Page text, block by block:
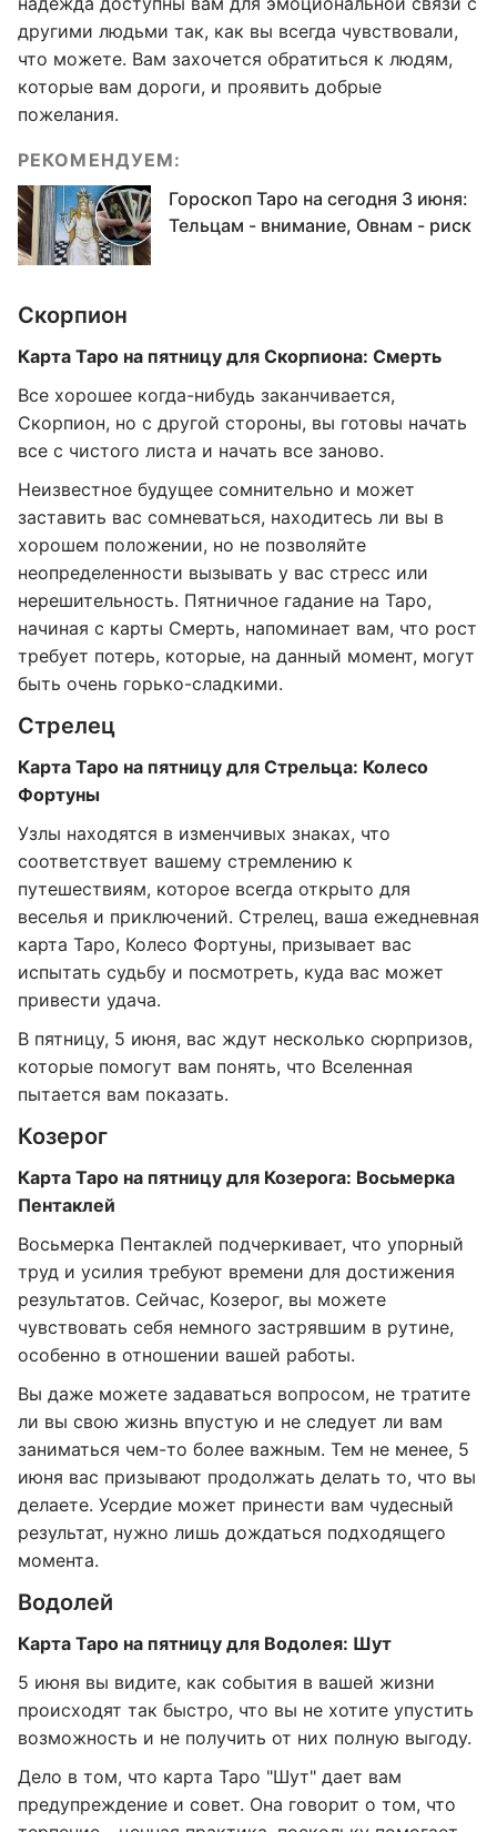
другими людьми так, как вы всегда чувствовали,
что можете. Вам захочется обратиться к людям,
которые вам дороги, и проявить добрые
пожелания.
РЕКОМЕНДУЕМ:
Гороскоп Таро на сегодня 3 июня:
Тельцам - внимание, Овнам - риск
Скорпион
Карта Таро на пятницу для Скорпиона: Смерть
Все хорошее когда-нибудь заканчивается,
Скорпион, но с другой стороны, вы готовы начать
все с чистого листа и начать все заново.
Неизвестное будущее сомнительно и может
заставить вас сомневаться, находитесь ли вы в
хорошем положении, но не позволяйте
неопределенности вызывать у вас стресс или
нерешительность. Пятничное гадание на Таро,
начиная с карты Смерть, напоминает вам, что рост
требует потерь, которые, на данный момент, могут
быть очень горько-сладкими.
Стрелец
Карта Таро на пятницу для Стрельца: Колесо
Фортуны
Узлы находятся в изменчивых знаках, что
соответствует вашему стремлению к
путешествиям, которое всегда открыто для
веселья и приключений. Стрелец, ваша ежедневная
карта Таро, Колесо Фортуны, призывает вас
испытать судьбу и посмотреть, куда вас может
привести удача.
В пятницу, 5 июня, вас ждут несколько сюрпризов,
которые помогут вам понять, что Вселенная
пытается вам показать.
Козерог
Карта Таро на пятницу для Козерога: Восьмерка
Пентаклей
Восьмерка Пентаклей подчеркивает, что упорный
труд и усилия требуют времени для достижения
результатов. Сейчас, Козерог, вы можете
чувствовать себя немного застрявшим в рутине,
особенно в отношении вашей работы.
Вы даже можете задаваться вопросом, не тратите
ли вы свою жизнь впустую и не следует ли вам
заниматься чем-то более важным. Тем не менее, 5
июня вас призывают продолжать делать то, что вы
делаете. Усердие может принести вам чудесный
результат, нужно лишь дождаться подходящего
момента.
Водолей
Карта Таро на пятницу для Водолея: Шут
5 июня вы видите, как события в вашей жизни
происходят так быстро, что вы не хотите упустить
возможность и не получить от них полную выгоду.
Дело в том, что карта Таро "Шут" дает вам
предупреждение и совет. Она говорит о том, что